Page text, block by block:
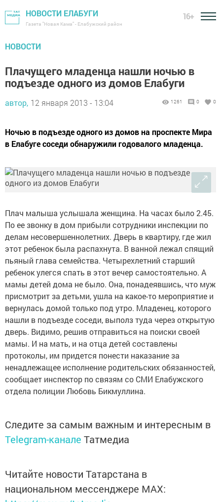
НОВОСТИ ЕЛАБУГИ
Газета "Новая Кама" - Елабужский район
16+
НОВОСТИ
Плачущего младенца нашли ночью в
подъезде одного из домов Елабуги
автор, 12 января 2013 - 13:04 1261 0 0
Ночью в подъезде одного из домов на проспекте Мира
в Елабуге соседи обнаружили годовалого младенца.
Плач малыша услышала женщина. На часах было 2.45.
По ее звонку в дом прибыли сотрудники инспекции по
делам несовершеннолетних. Дверь в квартиру, где жил
этот ребенок была распахнута. В ванной лежал спящий
пьяный глава семейства. Четырехлетний старший
ребенок улегся спать в этот вечер самостоятельно. А
мамы детей дома не было. Она, понадеявшись, что муж
присмотрит за детьми, ушла на какое-то мероприятие и
вернулась домой только под утро. Младенец, которого
нашли в подъезде соседи, выполз туда через открытую
дверь. Видимо, решив отправиться на поиски своей
мамы. И на мать, и на отца детей составлены
протоколы, им придется понести наказание за
ненадлежащее исполнение родительских обязанностей,
сообщает инспектор по связям со СМИ Елабужского
отдела полиции Любовь Бикмуллина.
Следите за самым важным и интересным в
Telegram-канале Татмедиа
Читайте новости Татарстана в
национальном мессенджере MАХ: